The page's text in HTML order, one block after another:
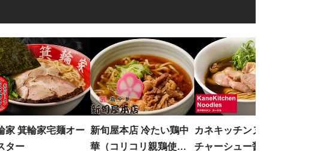
家 箕輪家宅麺オー
ター
新旬屋本店 冷たい鶏中
華（コリコリ親鶏使
カネキッチンヌードル
チャーシュー醤油らぁ